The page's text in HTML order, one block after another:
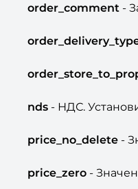
order_comment -
nds - НДС.
price_no_delete -
price_zero -